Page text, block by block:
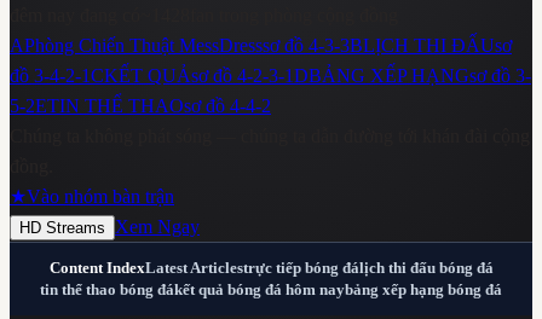
APhòng Chiến Thuật MessDresssơ đồ 4-3-3BLỊCH THI ĐẤUsơ
đồ 3-4-2-1CKẾT QUẢsơ đồ 4-2-3-1DBẢNG XẾP HẠNGsơ đồ 3-
5-2ETIN THỂ THAOsơ đồ 4-4-2
★Vào nhóm bàn trận
HD Streams Xem Ngay
Content IndexLatest Articlestrực tiếp bóng đálịch thi đấu bóng đá
tin thể thao bóng đákết quả bóng đá hôm naybảng xếp hạng bóng đá